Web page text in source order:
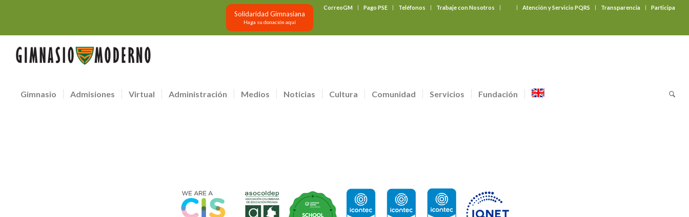
CorreoGM Pago PSE Teléfonos Trabaje con Nosotros Atención y Servicio PQRS Transparencia Participa
Solidaridad Gimnasiana
Haga su donación aquí
Gimnasio Admisiones Virtual Administración Medios Noticias Cultura Comunidad Servicios Fundación